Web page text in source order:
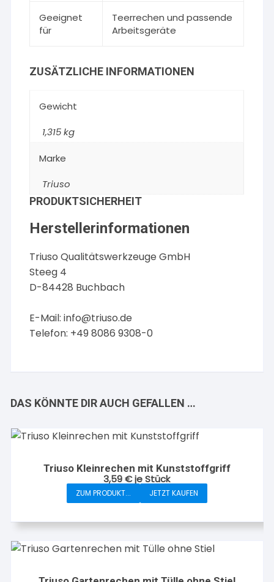
Geeignet
für
Teerrechen und passende
Arbeitsgeräte
ZUSÄTZLICHE INFORMATIONEN
Gewicht
1,315 kg
Marke
Triuso
PRODUKTSICHERHEIT
Herstellerinformationen
Triuso Qualitätswerkzeuge GmbH
Steeg 4
D-84428 Buchbach
E-Mail:info@triuso.de
Telefon: +49 8086 9308-0
DAS KÖNNTE DIR AUCH GEFALLEN …
Triuso Kleinrechen mit Kunststoffgriff
3,59€je Stück
ZUM PRODUKT... JETZT KAUFEN